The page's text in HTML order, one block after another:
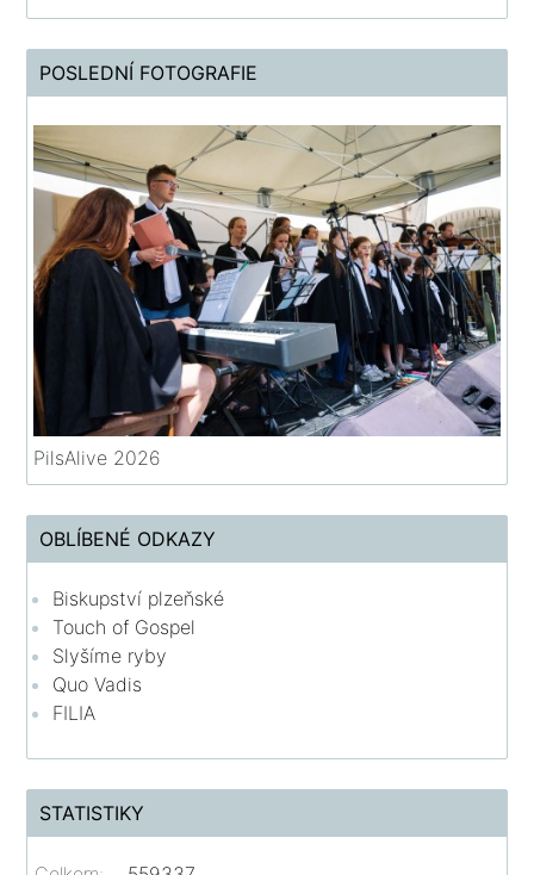
POSLEDNÍ FOTOGRAFIE
PilsAlive 2026
OBLÍBENÉ ODKAZY
Biskupství plzeňské
Touch of Gospel
Slyšíme ryby
Quo Vadis
FILIA
STATISTIKY